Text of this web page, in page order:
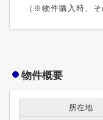
（※物件購入時、
物件概要
所在地